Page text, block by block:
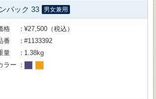
パック 33 男女兼用
格
¥27,500（税込）
番
#1133392
量
1.38kg
ラー